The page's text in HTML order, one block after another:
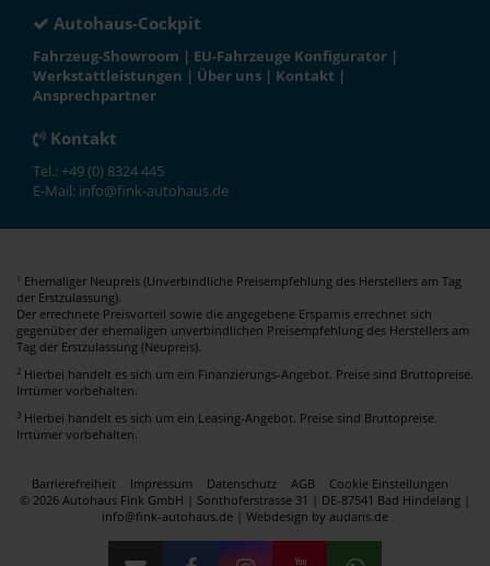
Autohaus-Cockpit
Fahrzeug-Showroom | EU-Fahrzeuge Konfigurator |
Werkstattleistungen | Über uns | Kontakt |
Ansprechpartner
Kontakt
Tel.: +49 (0) 8324 445
E-Mail: info@fink-autohaus.de
1 Ehemaliger Neupreis (Unverbindliche Preisempfehlung des Herstellers am Tag
der Erstzulassung).
Der errechnete Preisvorteil sowie die angegebene Ersparnis errechnet sich
gegenüber der ehemaligen unverbindlichen Preisempfehlung des Herstellers am
Tag der Erstzulassung (Neupreis).
2 Hierbei handelt es sich um ein Finanzierungs-Angebot. Preise sind Bruttopreise.
Irrtümer vorbehalten.
3 Hierbei handelt es sich um ein Leasing-Angebot. Preise sind Bruttopreise.
Irrtümer vorbehalten.
Barrierefreiheit Impressum Datenschutz AGB
Cookie Einstellungen
© 2026 Autohaus Fink GmbH | Sonthoferstrasse 31 | DE-87541 Bad Hindelang |
info@fink-autohaus.de | Webdesign by audaris.de